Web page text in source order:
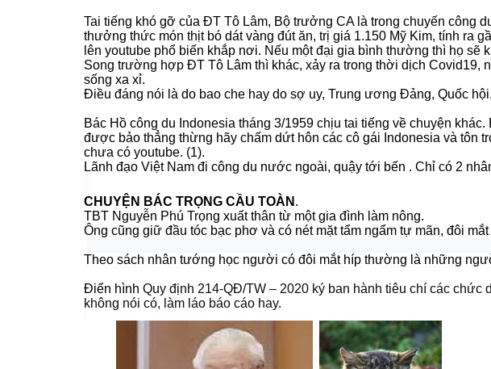
Tai tiếng khó gỡ của ĐT Tô Lâm, Bộ trưởng CA là trong chuyến công
thưởng thức món thịt bó dát vàng đút ăn, trị giá 1.150 Mỹ Kim, tính
lên youtube phổ biến khắp nơi. Nếu một đại gia bình thường thì họ sẽ
Song trường hợp ĐT Tô Lâm thì khác, xảy ra trong thời dịch Covid19,
sống xa xỉ.
Điều đáng nói là do bao che hay do sợ uy, Trung ương Đảng, Quốc
Bác Hồ công du Indonesia tháng 3/1959 chịu tai tiếng về chuyện
được bảo thẳng thừng hãy chấm dứt hôn các cô gái Indonesia và tôn
chưa có youtube. (1).
Lãnh đạo Việt Nam đi công du nước ngoài, quậy tới bến . Chỉ có 2
CHUYỆN BÁC TRỌNG CẦU TOÀN .
TBT Nguyễn Phú Trọng xuất thân từ một gia đình làm nông.
Ông cũng giữ đầu tóc bạc phơ và có nét mặt tẩm ngẩm tự mãn, đôi
Theo sách nhân tướng học người có đôi mắt híp thường là những
Điển hình Quy định 214-QĐ/TW – 2020 ký ban hành tiêu chí các chức
không nói có, làm láo báo cáo hay.